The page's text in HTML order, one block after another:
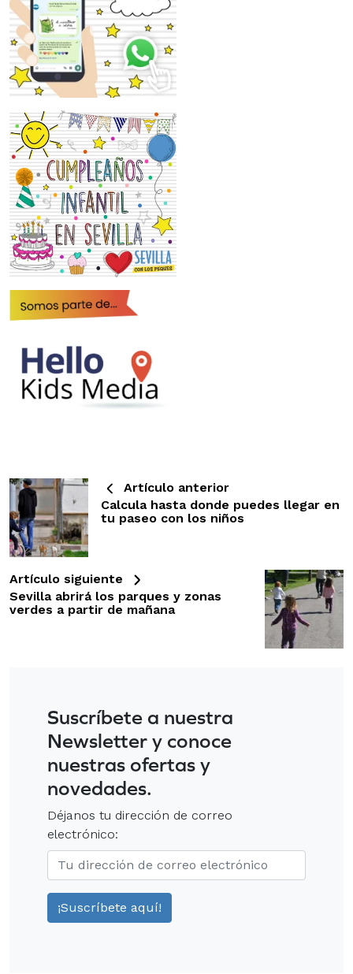
Artículo anterior
Calcula hasta donde puedes llegar en
tu paseo con los niños
Artículo siguiente
Sevilla abrirá los parques y zonas
verdes a partir de mañana
Suscríbete a nuestra
Newsletter y conoce
nuestras ofertas y
novedades.
Déjanos tu dirección de correo
electrónico: